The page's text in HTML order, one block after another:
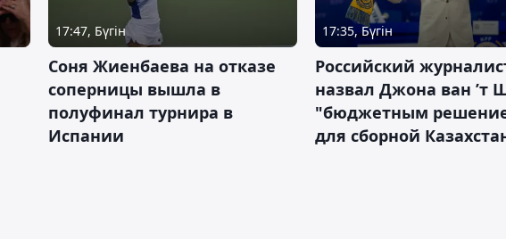
17:47, Бүгін
Соня Жиенбаева на отказе
соперницы вышла в
полуфинал турнира в
Испании
17:35, Бүгін
Российский
назвал Джона ван ’т
"бюджетным
для сборной